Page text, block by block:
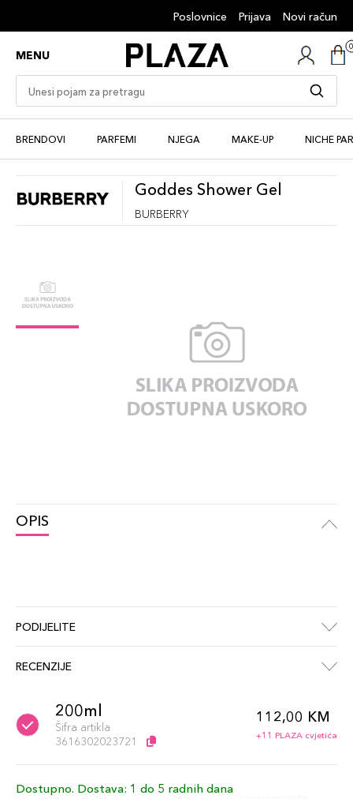
Poslovnice Prijava Novi račun
MENU
BRENDOVI PARFEMI NJEGA MAKE-UP NICHE
Goddes Shower Gel
BURBERRY
OPIS
PODIJELITE
RECENZIJE
200ml
Šifra artikla
3616302023721
112,00 KM
+11 PLAZA cvjetića
Dostupno. Dostava: 1 do 5 radnih dana